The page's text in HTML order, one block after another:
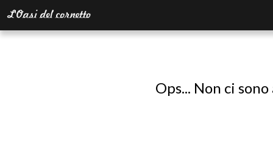
Ops... Non ci